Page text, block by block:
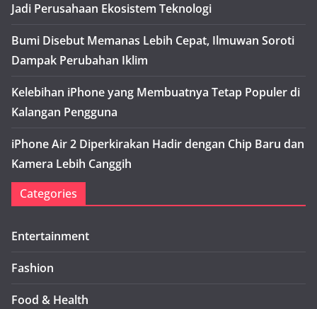
Jadi Perusahaan Ekosistem Teknologi
Bumi Disebut Memanas Lebih Cepat, Ilmuwan Soroti
Dampak Perubahan Iklim
Kelebihan iPhone yang Membuatnya Tetap Populer di
Kalangan Pengguna
iPhone Air 2 Diperkirakan Hadir dengan Chip Baru dan
Kamera Lebih Canggih
Categories
Entertainment
Fashion
Food & Health